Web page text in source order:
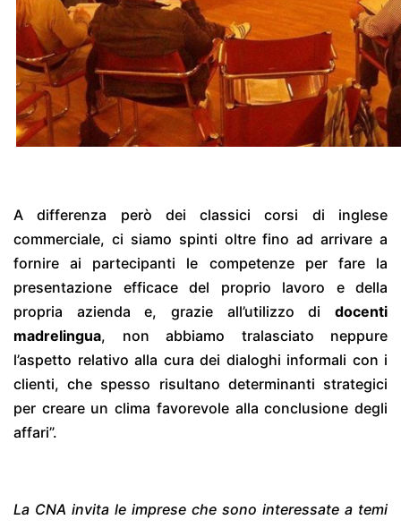
A differenza però dei classici corsi di inglese
commerciale, ci siamo spinti oltre fino ad arrivare a
fornire ai partecipanti le competenze per fare la
presentazione efficace del proprio lavoro e della
propria azienda e, grazie all’utilizzo di docenti
madrelingua, non abbiamo tralasciato neppure
l’aspetto relativo alla cura dei dialoghi informali con i
clienti, che spesso risultano determinanti strategici
per creare un clima favorevole alla conclusione degli
affari”.
La CNA invita le imprese che sono interessate a temi